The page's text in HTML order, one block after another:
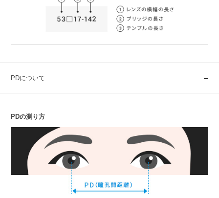
PDについて
PDの測り方